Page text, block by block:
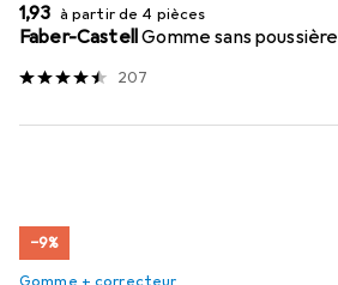
EUR
1,93 à partir de 4 pièces
Faber-CastellGomme sans poussière
207
−9%